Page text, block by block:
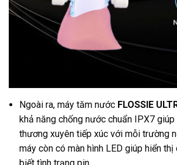
Ngoài ra, máy tăm nước FLOSSIE
khả năng chống nước chuẩn IPX7
thương xuyên tiếp xúc với mỗi trường
máy còn có màn hình LED giúp hiển